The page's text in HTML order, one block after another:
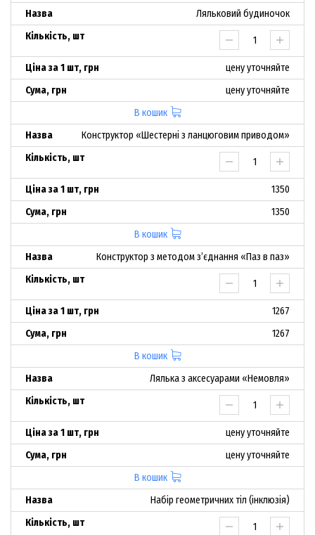
Ляльковий будиночок
цену уточняйте
цену уточняйте
В кошик
Конструктор «Шестерні з ланцюговим приводом»
1350
1350
В кошик
Конструктор з методом з’єднання «Паз в паз»
1267
1267
В кошик
Лялька з аксесуарами «Немовля»
цену уточняйте
цену уточняйте
В кошик
Набір геометричних тіл (інклюзія)